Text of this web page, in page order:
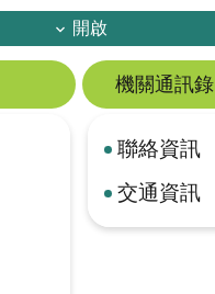
開啟
機關通訊錄
聯絡資訊
交通資訊